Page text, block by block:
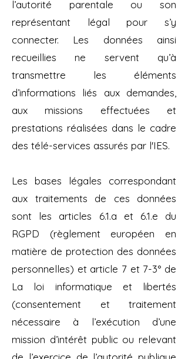
l’autorité parentale ou son
représentant légal pour s’y
connecter. Les données ainsi
recueillies ne servent qu’à
transmettre les éléments
d’informations liés aux demandes,
aux missions effectuées et
prestations réalisées dans le cadre
des télé-services assurés par l'IES.
Les bases légales correspondant
aux traitements de ces données
sont les articles 6.1.a et 6.1.e du
RGPD (règlement européen en
matière de protection des données
personnelles) et article 7 et 7-3° de
La loi informatique et libertés
(consentement et traitement
nécessaire à l’exécution d’une
mission d’intérêt public ou relevant